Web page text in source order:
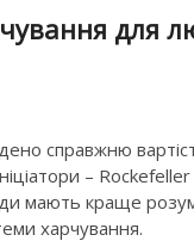
для
справжню
–
мають краще
харчування.